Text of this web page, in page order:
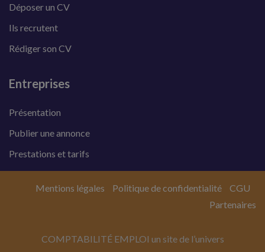
Déposer un CV
Ils recrutent
Rédiger son CV
Entreprises
Présentation
Publier une annonce
Prestations et tarifs
COMPTABILITÉ EMPLOI un site de l’univers
Mentions légales Politique de confidentialité
CGU
Partenaires